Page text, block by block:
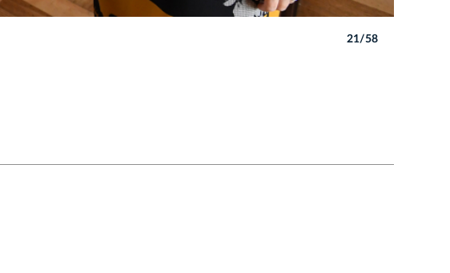
21/58